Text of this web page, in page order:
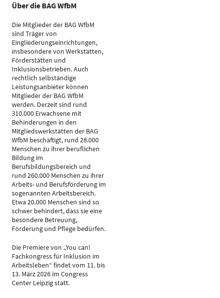
Über die BAG WfbM
Die Mitglieder der BAG WfbM
sind Träger von
Eingliederungseinrichtungen,
insbesondere von Werkstätten,
Förderstätten und
Inklusionsbetrieben. Auch
rechtlich selbständige
Leistungsanbieter können
Mitglieder der BAG WfbM
werden. Derzeit sind rund
310.000 Erwachsene mit
Behinderungen in den
Mitgliedswerkstätten der BAG
WfbM beschäftigt, rund 28.000
Menschen zu ihrer beruflichen
Bildung im
Berufsbildungsbereich und
rund 260.000 Menschen zu ihrer
Arbeits- und Berufsförderung im
sogenannten Arbeitsbereich.
Etwa 20.000 Menschen sind so
schwer behindert, dass sie eine
besondere Betreuung,
Förderung und Pflege bedürfen.
Die Premiere von „You can!
Fachkongress für Inklusion im
Arbeitsleben“ findet vom 11. bis
13. März 2026 im Congress
Center Leipzig statt.